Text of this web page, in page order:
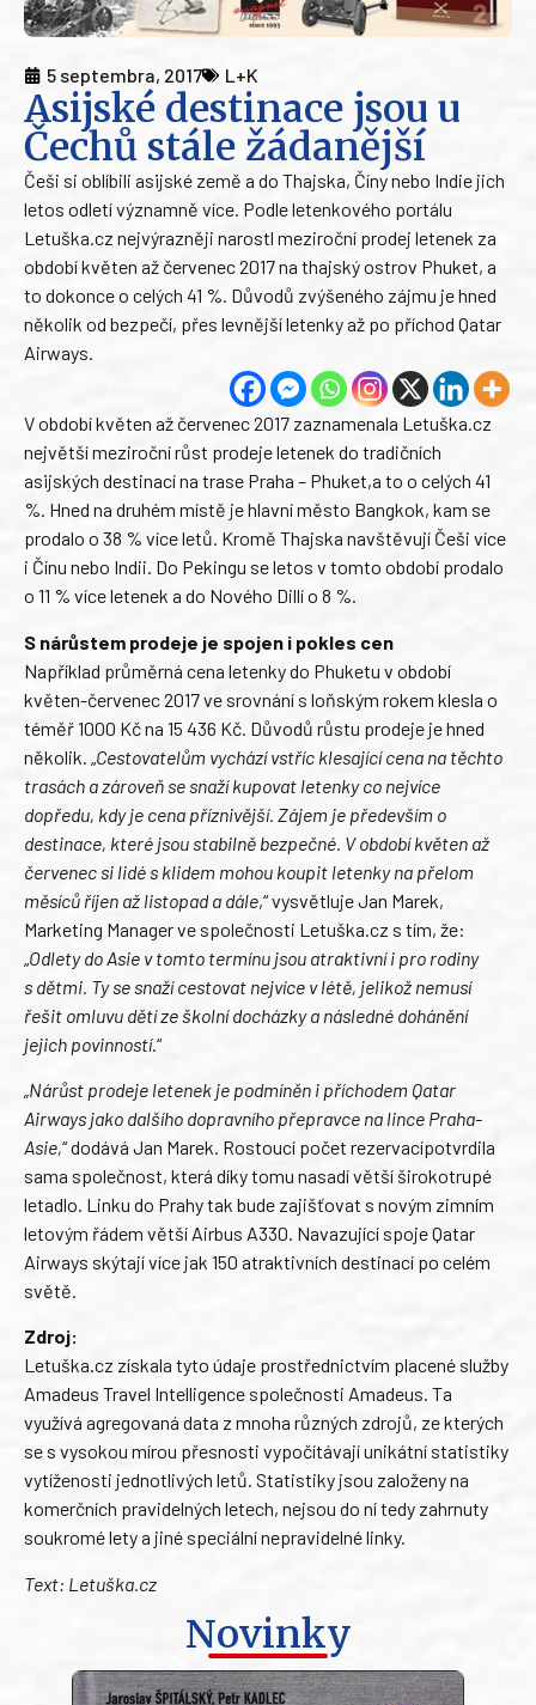
5 septembra, 2017 L+K
Asijské destinace jsou u
Čechů stále žádanější
Češi si oblíbili asijské země a do Thajska, Číny nebo Indie jich
letos odletí významně více. Podle letenkového portálu
Letuška.cz nejvýrazněji narostl meziroční prodej letenek za
období květen až červenec 2017 na thajský ostrov Phuket, a
to dokonce o celých 41 %. Důvodů zvýšeného zájmu je hned
několik od bezpečí, přes levnější letenky až po příchod Qatar
Airways.
V období květen až červenec 2017 zaznamenala Letuška.cz
největší meziroční růst prodeje letenek do tradičních
asijských destinací na trase Praha – Phuket,a to o celých 41
%. Hned na druhém místě je hlavní město Bangkok, kam se
prodalo o 38 % více letů. Kromě Thajska navštěvují Češi více
i Čínu nebo Indii. Do Pekingu se letos v tomto období prodalo
o 11 % více letenek a do Nového Dillí o 8 %.
S nárůstem prodeje je spojen i pokles cen
Například průměrná cena letenky do Phuketu v období
květen-červenec 2017 ve srovnání s loňským rokem klesla o
téměř 1000 Kč na 15 436 Kč. Důvodů růstu prodeje je hned
několik. „ Cestovatelům vychází vstříc klesající cena na těchto
trasách a zároveň se snaží kupovat letenky co nejvíce
dopředu, kdy je cena příznivější. Zájem je především o
destinace, které jsou stabilně bezpečné. V období květen až
červenec si lidé s klidem mohou koupit letenky na přelom
měsíců říjen až listopad a dále,“ vysvětluje Jan Marek,
Marketing Manager ve společnosti Letuška.cz s tím, že:
Odlety do Asie v tomto termínu jsou atraktivní i pro rodiny
s dětmi. Ty se snaží cestovat nejvíce v létě, jelikož nemusí
řešit omluvu dětí ze školní docházky a následné dohánění
jejich povinností.“
„Nárůst prodeje letenek je podmíněn i příchodem Qatar
Airways jako dalšího dopravního přepravce na lince Praha-
Asie,“ dodává Jan Marek. Rostoucí počet rezervacípotvrdila
sama společnost, která díky tomu nasadí větší širokotrupé
letadlo. Linku do Prahy tak bude zajišťovat s novým zimním
letovým řádem větší Airbus A330. Navazující spoje Qatar
Airways skýtají více jak 150 atraktivních destinací po celém
světě.
Zdroj:
Letuška.cz získala tyto údaje prostřednictvím placené služby
Amadeus Travel Intelligence společnosti Amadeus. Ta
využívá agregovaná data z mnoha různých zdrojů, ze kterých
se s vysokou mírou přesnosti vypočítávají unikátní statistiky
vytíženosti jednotlivých letů. Statistiky jsou založeny na
komerčních pravidelných letech, nejsou do ní tedy zahrnuty
soukromé lety a jiné speciální nepravidelné linky.
Text: Letuška.cz
Novinky